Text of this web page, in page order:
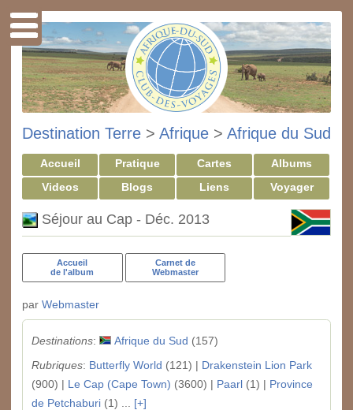
Destination Terre > Afrique > Afrique du Sud
Accueil Pratique Cartes
Albums
Videos
Blogs Liens Voyager
Séjour au Cap - Déc. 2013
Accueil
de l'album
Carnet de
Webmaster
par Webmaster
Destinations: Afrique du Sud (157)
Rubriques: Butterfly World (121) | Drakenstein Lion Park
(900) | Le Cap (Cape Town) (3600) | Paarl(1) | Province
de Petchaburi(1) ... [+]